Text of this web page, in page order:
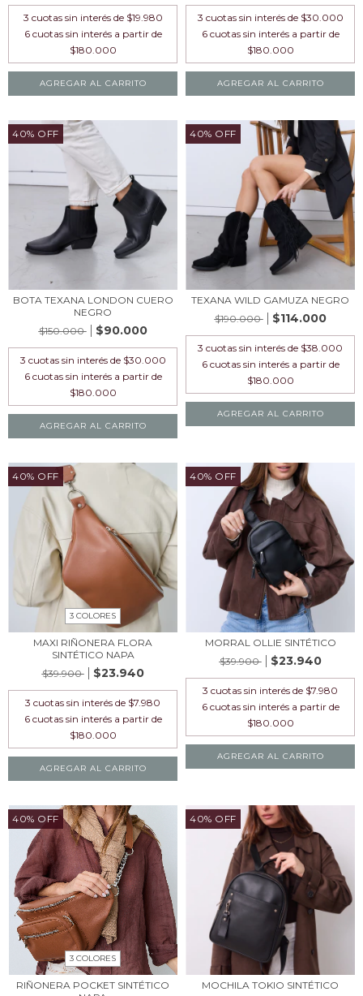
3 cuotas sin interés de $19.980
AGREGAR AL CARRITO
3 cuotas sin interés de $30.000
AGREGAR AL CARRITO
40% OFF
BOTA TEXANA LONDON CUERO
NEGRO
$150.000
$90.000
3 cuotas sin interés de $30.000
AGREGAR AL CARRITO
40% OFF
TEXANA WILD GAMUZA NEGRO
$190.000
$114.000
3 cuotas sin interés de $38.000
AGREGAR AL CARRITO
40% OFF
3 COLORES
MAXI RIÑONERA FLORA
SINTÉTICO NAPA
$39.900
$23.940
3 cuotas sin interés de $7.980
AGREGAR AL CARRITO
40% OFF
MORRAL OLLIE SINTÉTICO
$39.900
$23.940
3 cuotas sin interés de $7.980
AGREGAR AL CARRITO
40% OFF
3 COLORES
RIÑONERA POCKET SINTÉTICO
40% OFF
MOCHILA TOKIO SINTÉTICO